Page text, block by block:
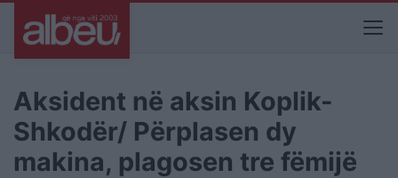
Aksident në aksin Koplik-
Shkodër/ Përplasen dy
makina, plagosen tre fëmijë